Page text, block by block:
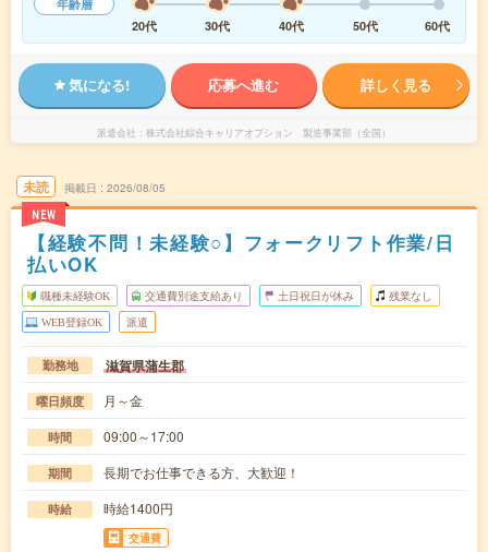
年齢層
20代
30代 40代 50代 60代
気になる! 応募へ進む 詳しく見る
派遣会社 株式会社綜合キャリアオプション 製造事業部（全国）
未読
NEW
掲載日 2026/08/05
【経験不問！未経験○】フォークリフト作業/日
払いOK
職種未経験OK 交通費別途支給あり 土日祝日が休み 残業なし
WEB登録OK 派遣
勤務地 滋賀県蒲生郡
曜日頻度 月～金
時間 09:00～17:00
期間 長期でお仕事できる方、大歓迎！
時給 時給1400円
交通費